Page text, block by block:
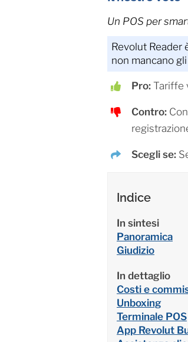
Un POS per
Revolut Reader
non mancano
Pro:Tariffe
Contro:
Scegli se:
Indice
In sintesi
Panoramica
Giudizio
In dettaglio
Costi e
Unboxing
Terminale POS
App Revolut